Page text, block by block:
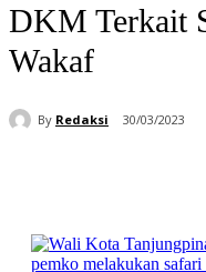
DKM Terkait
Wakaf
By Redaksi 30/03/2023